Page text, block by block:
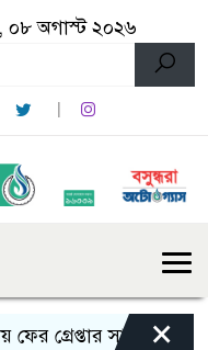
০৮ অগাস্ট ২০২৬
সাবেক সেনাসদস্য
×